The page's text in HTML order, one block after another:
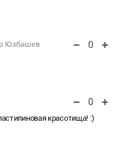
Юзбашев 0
0
красотища! :)